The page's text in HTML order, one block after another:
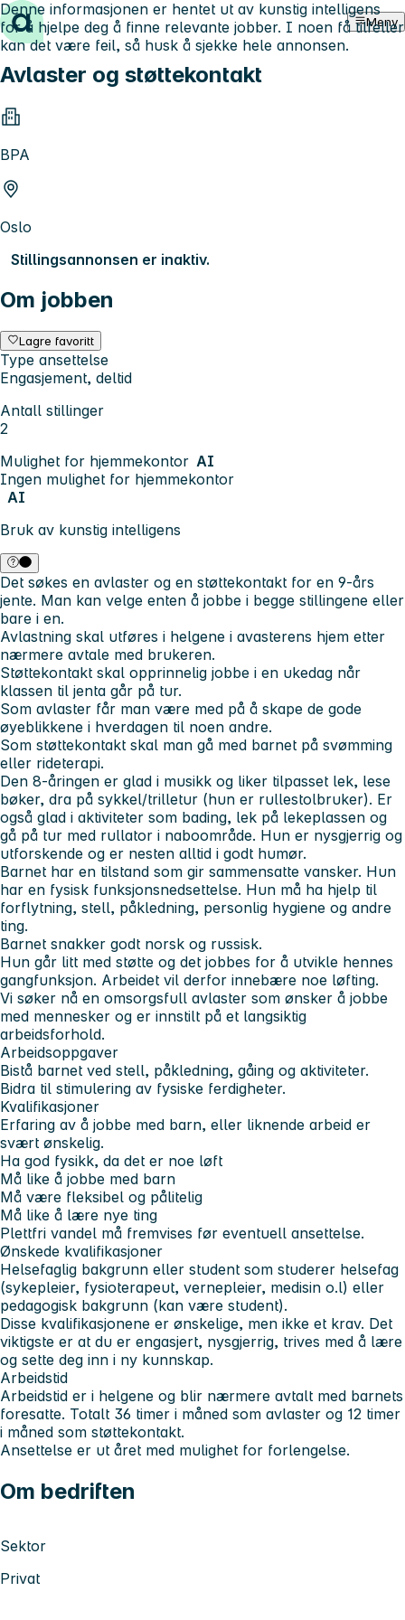
Hopp til innhold Meny
Avlaster og støttekontakt
BPA
Oslo
Stillingsannonsen er inaktiv.
Om jobben
Lagre favoritt
Type ansettelse
Engasjement, deltid
Antall stillinger
2
Mulighet for hjemmekontor AI
Ingen mulighet for hjemmekontor
AI
Bruk av kunstig intelligens
Denne informasjonen er hentet ut av kunstig intelligens
for å hjelpe deg å finne relevante jobber. I noen få tilfeller
kan det være feil, så husk å sjekke hele annonsen.
Det søkes en avlaster og en støttekontakt for en 9-års
jente. Man kan velge enten å jobbe i begge stillingene eller
bare i en.
Avlastning skal utføres i helgene i avasterens hjem etter
nærmere avtale med brukeren.
Støttekontakt skal opprinnelig jobbe i en ukedag når
klassen til jenta går på tur.
Som avlaster får man være med på å skape de gode
øyeblikkene i hverdagen til noen andre.
Som støttekontakt skal man gå med barnet på svømming
eller rideterapi.
Den 8-åringen er glad i musikk og liker tilpasset lek, lese
bøker, dra på sykkel/trilletur (hun er rullestolbruker). Er
også glad i aktiviteter som bading, lek på lekeplassen og
gå på tur med rullator i naboområde. Hun er nysgjerrig og
utforskende og er nesten alltid i godt humør.
Barnet har en tilstand som gir sammensatte vansker. Hun
har en fysisk funksjonsnedsettelse. Hun må ha hjelp til
forflytning, stell, påkledning, personlig hygiene og andre
ting.
Barnet snakker godt norsk og russisk.
Hun går litt med støtte og det jobbes for å utvikle hennes
gangfunksjon. Arbeidet vil derfor innebære noe løfting.
Vi søker nå en omsorgsfull avlaster som ønsker å jobbe
med mennesker og er innstilt på et langsiktig
arbeidsforhold.
Arbeidsoppgaver
Bistå barnet ved stell, påkledning, gåing og aktiviteter.
Bidra til stimulering av fysiske ferdigheter.
Kvalifikasjoner
Erfaring av å jobbe med barn, eller liknende arbeid er
svært ønskelig.
Ha god fysikk, da det er noe løft
Må like å jobbe med barn
Må være fleksibel og pålitelig
Må like å lære nye ting
Plettfri vandel må fremvises før eventuell ansettelse.
Ønskede kvalifikasjoner
Helsefaglig bakgrunn eller student som studerer helsefag
(sykepleier, fysioterapeut, vernepleier, medisin o.l) eller
pedagogisk bakgrunn (kan være student).
Disse kvalifikasjonene er ønskelige, men ikke et krav. Det
viktigste er at du er engasjert, nysgjerrig, trives med å lære
og sette deg inn i ny kunnskap.
Arbeidstid
Arbeidstid er i helgene og blir nærmere avtalt med barnets
foresatte. Totalt 36 timer i måned som avlaster og 12 timer
i måned som støttekontakt.
Ansettelse er ut året med mulighet for forlengelse.
Om bedriften
Sektor
Privat